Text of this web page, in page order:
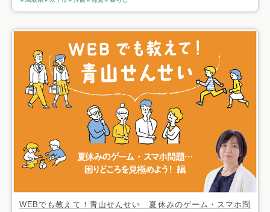
WEBでも教えて！青山せんせい 夏休みのゲーム・スマホ問